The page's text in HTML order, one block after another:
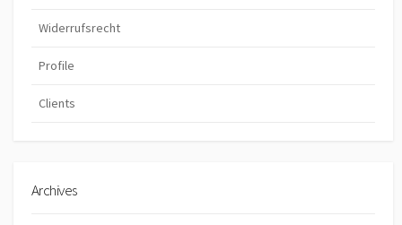
Widerrufsrecht
Profile
Clients
Archives